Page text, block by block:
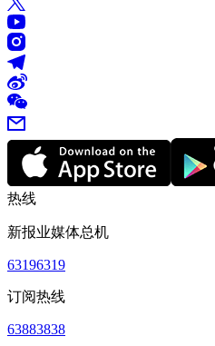
热线
新报业媒体总机
63196319
订阅热线
63883838